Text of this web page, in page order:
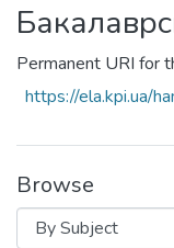
Permanent URI for
https://ela.kpi.ua/
Browse